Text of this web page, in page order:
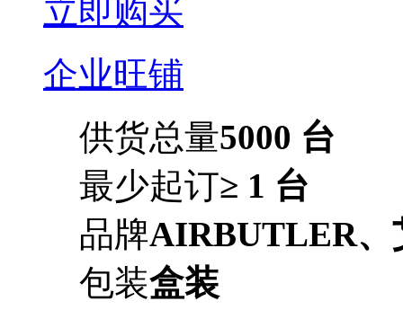
立即购买
企业旺铺
供货总量5000 台
最少起订≥ 1 台
品牌AIRBUTLER、
包装盒装